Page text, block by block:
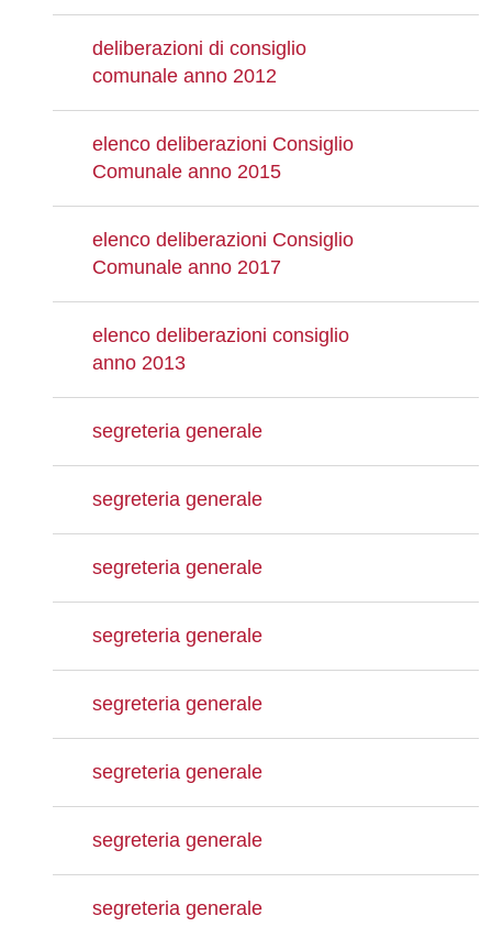
deliberazioni di consiglio
comunale anno 2012
elenco deliberazioni Consiglio
Comunale anno 2015
elenco deliberazioni Consiglio
Comunale anno 2017
elenco deliberazioni consiglio
anno 2013
segreteria generale
segreteria generale
segreteria generale
segreteria generale
segreteria generale
segreteria generale
segreteria generale
segreteria generale